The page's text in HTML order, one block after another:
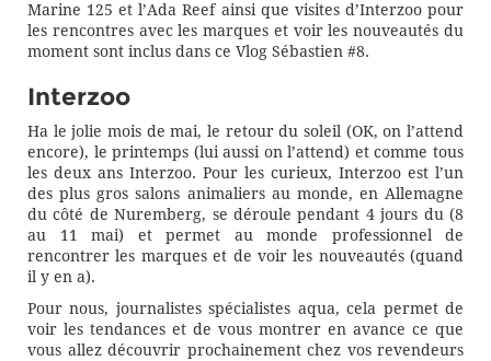
Marine 125 et l’Ada Reef ainsi que visites d’Interzoo pour
les rencontres avec les marques et voir les nouveautés du
moment sont inclus dans ce Vlog Sébastien #8.
Interzoo
Ha le jolie mois de mai, le retour du soleil (OK, on l’attend
encore), le printemps (lui aussi on l’attend) et comme tous
les deux ans Interzoo. Pour les curieux, Interzoo est l’un
des plus gros salons animaliers au monde, en Allemagne
du côté de Nuremberg, se déroule pendant 4 jours du (8
au 11 mai) et permet au monde professionnel de
rencontrer les marques et de voir les nouveautés (quand
il y en a).
Pour nous, journalistes spécialistes aqua, cela permet de
voir les tendances et de vous montrer en avance ce que
vous allez découvrir prochainement chez vos revendeurs